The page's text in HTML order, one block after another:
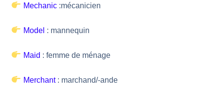
Mechanic :mécanicien
Model : mannequin
Maid : femme de ménage
Merchant : marchand/-ande